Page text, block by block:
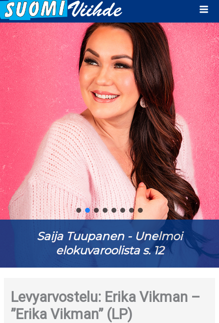
Saija Tuupanen - Unelmoi
elokuvaroolista s. 12
Levyarvostelu: Erika Vikman –
”Erika Vikman” (LP)